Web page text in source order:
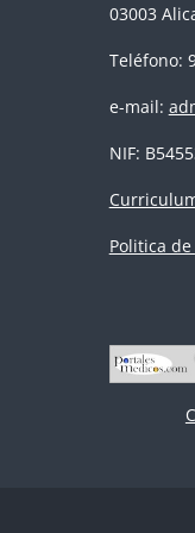
03003
Teléfono:
e-mail:
NIF:
Politica